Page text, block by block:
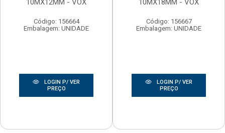
10MX12MM - VOX
Código: 156664
Embalagem: UNIDADE
LOGIN P/ VER
PREÇO
10MX18MM - VOX
Código: 156667
Embalagem: UNIDADE
LOGIN P/ VER
PREÇO